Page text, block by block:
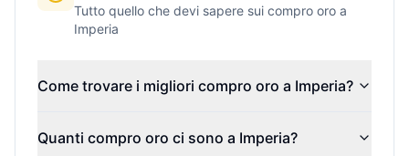
Tutto quello che devi sapere sui compro oro a
Imperia
Come trovare i migliori compro oro a Imperia?
Quanti compro oro ci sono a Imperia?